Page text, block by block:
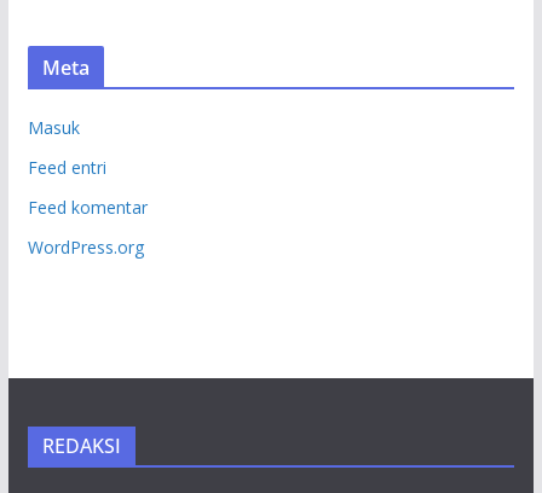
Meta
Masuk
Feed entri
Feed komentar
WordPress.org
REDAKSI